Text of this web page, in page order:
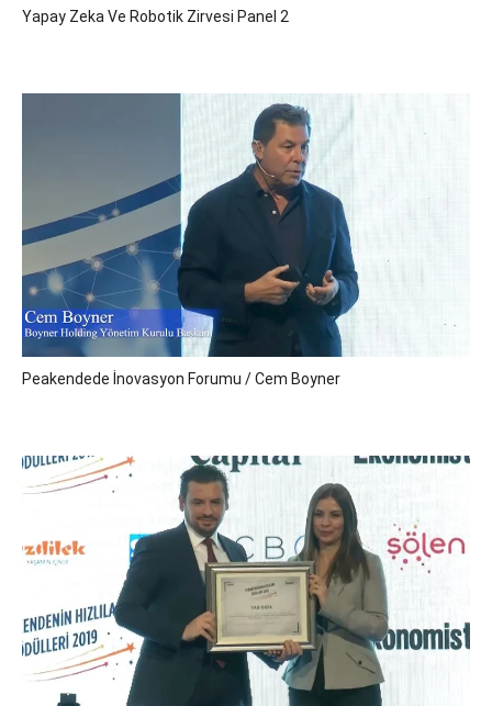
Yapay Zeka Ve Robotik Zirvesi Panel 2
Peakendede İnovasyon Forumu / Cem Boyner